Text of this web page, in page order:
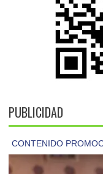
PUBLICIDAD